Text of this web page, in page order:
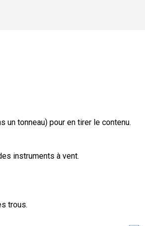
un tonneau) pour en tirer le contenu.
instruments à vent.
trous.